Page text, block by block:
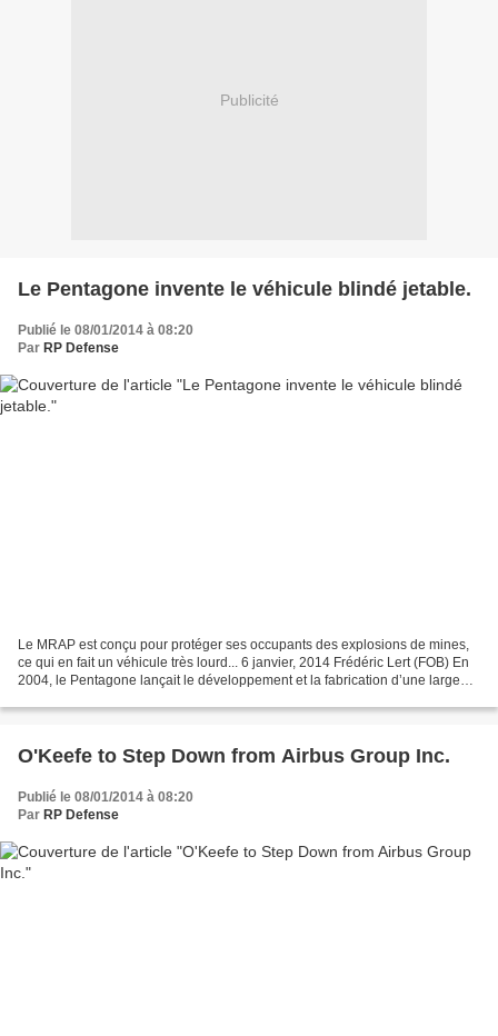
Publicité
Le Pentagone invente le véhicule blindé jetable.
Publié le 08/01/2014 à 08:20
Par RP Defense
Le MRAP est conçu pour protéger ses occupants des explosions de mines,
ce qui en fait un véhicule très lourd... 6 janvier, 2014 Frédéric Lert (FOB) En
2004, le Pentagone lançait le développement et la fabrication d’une large
O'Keefe to Step Down from Airbus Group Inc.
Publié le 08/01/2014 à 08:20
Par RP Defense